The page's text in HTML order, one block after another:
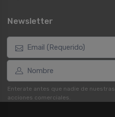
Newsletter
Enterate antes que nadie de
acciones comerciales.